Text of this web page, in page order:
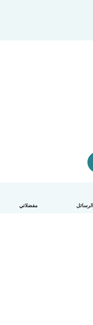
الرسائل مفضلاتي